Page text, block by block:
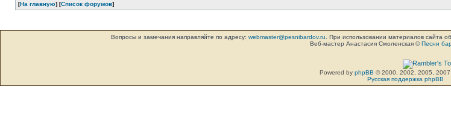
[На главную] [Список форумов]
Вопросы и замечания направляйте по адресу: webmaster@pesnibardov.ru . При использовании материалов сайта
Веб-мастер Анастасия Смоленская ©Песни
Powered by phpBB © 2000, 2002, 2005,
Русская поддержка phpBB